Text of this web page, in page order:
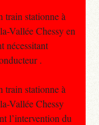
train stationne à
Vallée Chessy en
nécessitant
.
train stationne à
Vallée Chessy
l’intervention du